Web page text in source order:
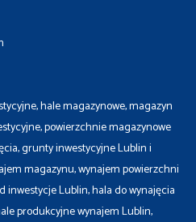
hale magazynowe, magazyn
powierzchnie magazynowe
grunty inwestycyjne Lublin i
magazynu, wynajem powierzchni
inwestycje Lublin, hala do wynajęcia
produkcyjne wynajem Lublin,